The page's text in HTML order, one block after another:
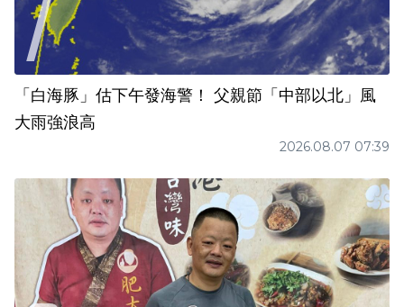
「白海豚」估下午發海警！ 父親節「中部以北」風
大雨強浪高
2026.08.07 07:39